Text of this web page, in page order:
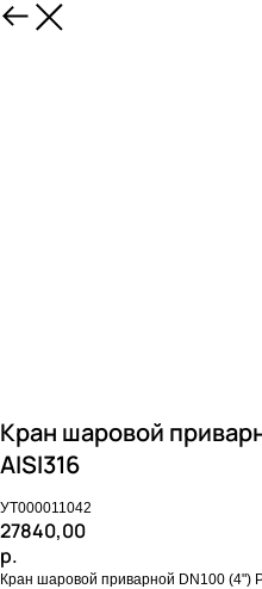
Кран шаровой
AISI316
УТ000011042
27840,00
р.
Кран шаровой приварной DN100 (4")